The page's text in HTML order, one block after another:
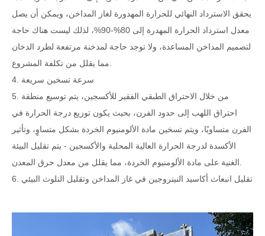
يحقق الاسترداد النهائي للحرارة المهدورة لغاز المداخن، ويمكن أن يصل
معدل استرداد الحرارة المهدرة إلى 80%-90%، لذلك ليست هناك حاجة
لتصميم المداخن المساعدة، ولا توجد حاجة لمدخنة مرتفعة لطرد الدخان
4. سرعة تسخين سريعة
5. من خلال الاحتراق الطبقي الفقير للأكسجين، يتم توسيع منطقة
احتراق اللهب إلى حدود الفرن، بحيث يكون توزيع درجة الحرارة في
الفرن متساويًا، ويتم تسخين مادة الألومنيوم الخردة بشكل متساوٍ، وتأثير
الأكسدة لدرجة الحرارة العالية المحلية والأكسجين - يتم تقليل البيئة
6. تقليل انبعاث أكاسيد النيتروجين في غاز المداخن وتقليل التلوث البيئي